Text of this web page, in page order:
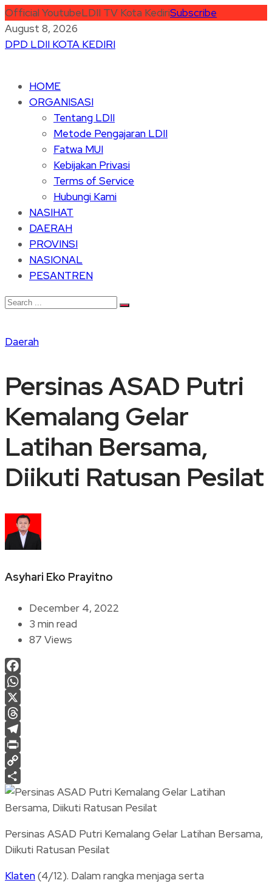
Official YoutubeLDII TV Kota KediriSubscribe
August 8, 2026
DPD LDII KOTA KEDIRI
HOME
ORGANISASI
Tentang LDII
Metode Pengajaran LDII
Fatwa MUI
Kebijakan Privasi
Terms of Service
Hubungi Kami
NASIHAT
DAERAH
PROVINSI
NASIONAL
PESANTREN
Daerah
Persinas ASAD Putri
Kemalang Gelar
Latihan Bersama,
Diikuti Ratusan Pesilat
Asyhari Eko Prayitno
December 4, 2022
3 min read
87 Views
Facebook
WhatsApp
X
Threads
Telegram
Print
Copy
Link
Share
Persinas ASAD Putri Kemalang Gelar Latihan Bersama,
Diikuti Ratusan Pesilat
Klaten(4/12). Dalam rangka menjaga serta